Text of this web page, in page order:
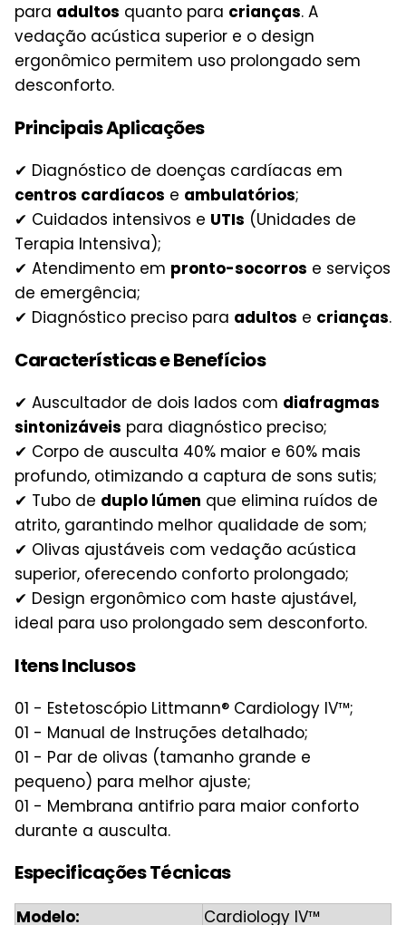
para adultos quanto para crianças. A
vedação acústica superior e o design
ergonômico permitem uso prolongado sem
desconforto.
Principais Aplicações
✔ Diagnóstico de doenças cardíacas em
centros cardíacos e ambulatórios;
✔ Cuidados intensivos e UTIs (Unidades de
Terapia Intensiva);
✔ Atendimento em pronto-socorros e serviços
de emergência;
✔ Diagnóstico preciso para adultos e crianças.
Características e Benefícios
✔ Auscultador de dois lados com diafragmas
sintonizáveis para diagnóstico preciso;
✔ Corpo de ausculta 40% maior e 60% mais
profundo, otimizando a captura de sons sutis;
✔ Tubo de duplo lúmen que elimina ruídos de
atrito, garantindo melhor qualidade de som;
✔ Olivas ajustáveis com vedação acústica
superior, oferecendo conforto prolongado;
✔ Design ergonômico com haste ajustável,
ideal para uso prolongado sem desconforto.
Itens Inclusos
01 - Estetoscópio Littmann® Cardiology IV™;
01 - Manual de Instruções detalhado;
01 - Par de olivas (tamanho grande e
pequeno) para melhor ajuste;
01 - Membrana antifrio para maior conforto
durante a ausculta.
Especificações Técnicas
Modelo: Cardiology IV™